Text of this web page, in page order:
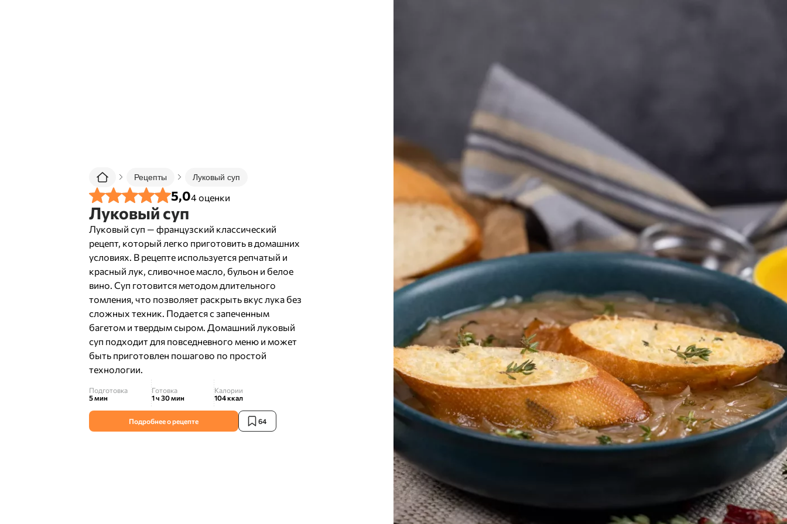
Рецепты Луковый суп
5,04оценки
Луковый суп
Луковый суп — французский классический
рецепт, который легко приготовить в домашних
условиях. В рецепте используется репчатый и
красный лук, сливочное масло, бульон и белое
вино. Суп готовится методом длительного
томления, что позволяет раскрыть вкус лука без
сложных техник. Подается с запеченным
багетом и твердым сыром. Домашний луковый
суп подходит для повседневного меню и может
быть приготовлен пошагово по простой
технологии.
Подготовка
5 мин
Готовка
1 ч 30 мин
Калории
104ккал
Подробнее о рецепте 64